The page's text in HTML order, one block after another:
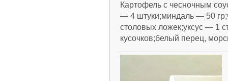
Картофель с чесночным
— 4 штуки;миндаль — 50
столовых ложек;уксус — 1
кусочков;белый перец,